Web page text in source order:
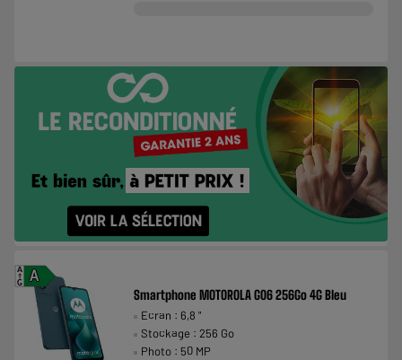
A
A
G
Smartphone MOTOROLA G06 256Go 4G Bleu
Ecran : 6,8 "
Stockage : 256 Go
Photo : 50 MP